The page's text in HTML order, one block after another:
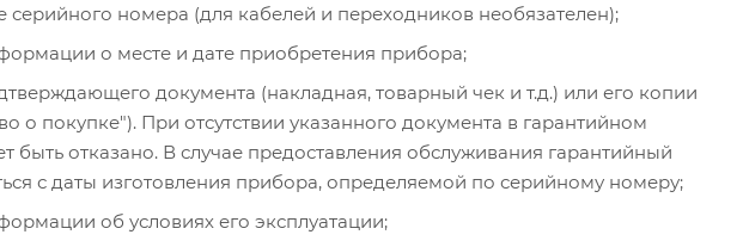
серийного номера (для кабелей и переходников необязателен);
о месте и дате приобретения прибора;
документа (накладная, товарный чек и т.д.) или его копии
о покупке"). При отсутствии указанного документа в гарантийном
быть отказано. В случае предоставления обслуживания гарантийный
с даты изготовления прибора, определяемой по серийному номеру;
об условиях его эксплуатации;